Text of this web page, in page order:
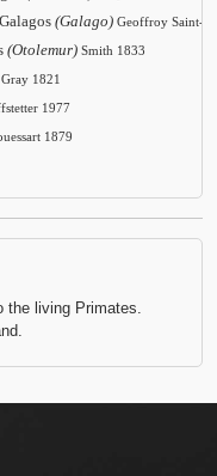
(Galago) Geoffroy Saint-
(Otolemur) Smith 1833
Gray 1821
1977
1879
the living Primates.